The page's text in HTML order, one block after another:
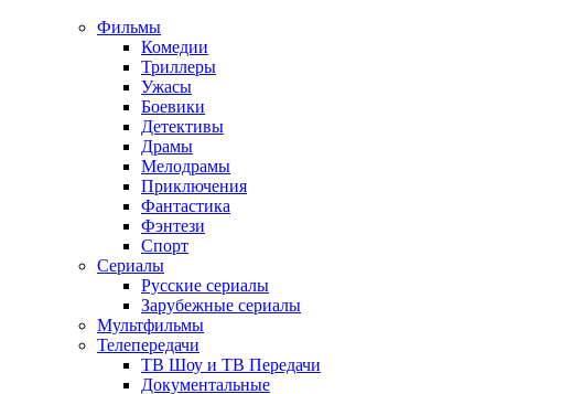
Фильмы
Комедии
Триллеры
Ужасы
Боевики
Детективы
Драмы
Мелодрамы
Приключения
Фантастика
Фэнтези
Спорт
Сериалы
Русские сериалы
Зарубежные сериалы
Мультфильмы
Телепередачи
ТВ Шоу и ТВ Передачи
Документальные